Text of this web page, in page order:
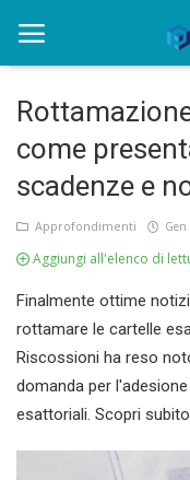
Home
Chi siamo
Rent
Approfondimenti
News
Contatti
come
scadenze e
Approfondimenti Gen
Aggiungi all'elenco di
Finalmente ottime
rottamare le cartelle
Riscossioni ha reso
domanda per
esattoriali. Scopri